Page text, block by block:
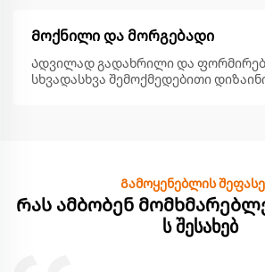
Მოქნილი და მორგებადი
Ადვილად გადახრილი და
სხვადასხვა შემოქმედებითი
Გამოყენებლის
Რას ამბობენ
ს შესახებ